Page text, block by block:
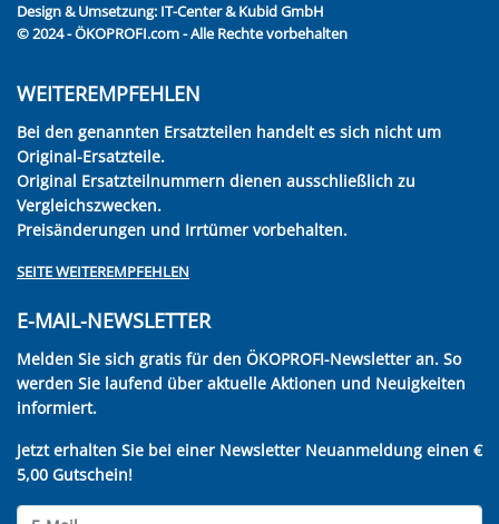
Design & Umsetzung: IT-Center & Kubid GmbH
© 2024 - ÖKOPROFI.com - Alle Rechte vorbehalten
WEITEREMPFEHLEN
Bei den genannten Ersatzteilen handelt es sich nicht um
Original-Ersatzteile.
Original Ersatzteilnummern dienen ausschließlich zu
Vergleichszwecken.
Preisänderungen und Irrtümer vorbehalten.
SEITE WEITEREMPFEHLEN
E-MAIL-NEWSLETTER
Melden Sie sich gratis für den ÖKOPROFI-Newsletter an. So
werden Sie laufend über aktuelle Aktionen und Neuigkeiten
informiert.
Jetzt erhalten Sie bei einer Newsletter Neuanmeldung einen €
5,00 Gutschein!